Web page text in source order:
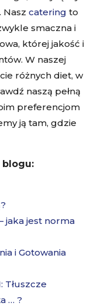
Nasz catering to
smaczna i
, której jakość i
W naszej
różnych diet, w
naszą pełną
preferencjom
ją tam, gdzie
blogu:
jaka jest norma
i Gotowania
Tłuszcze
… ?